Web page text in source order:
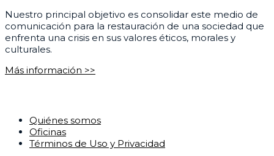
Nuestro principal objetivo es consolidar este medio de
comunicación para la restauración de una sociedad que
enfrenta una crisis en sus valores éticos, morales y
culturales.
Más información >>
Quiénes somos
Oficinas
Términos de Uso y Privacidad